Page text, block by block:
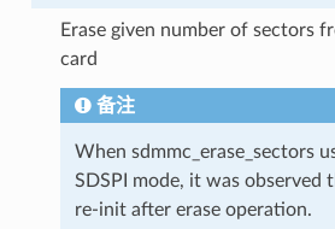
Erase given number of sectors
card
备注
When sdmmc_erase_sectors
SDSPI mode, it was observed
re-init after erase operation.